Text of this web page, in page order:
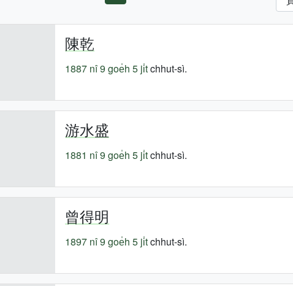
陳乾
1887 nî9 goe̍h 5 ji̍tchhut-sì.
游水盛
1881 nî9 goe̍h 5 ji̍tchhut-sì.
曾得明
1897 nî9 goe̍h 5 ji̍tchhut-sì.